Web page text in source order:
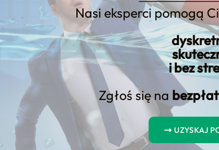
Nasi eksperci pomogą
i bez
Zgłoś się na
UZYSKAJ
Co to jest i co powinna